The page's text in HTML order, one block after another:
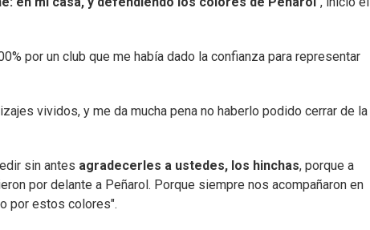
por un club que me había dado la confianza para representar
vividos, y me da mucha pena no haberlo podido cerrar de la
sin antes agradecerles a ustedes, los hinchas, porque a
por delante a Peñarol. Porque siempre nos acompañaron en
por estos colores".